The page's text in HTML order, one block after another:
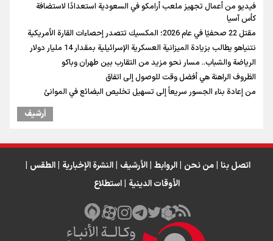
فيديو من أعمال تجهيز ملعب أرامكو في السعودية استعدادًا لاستضافة
كأس آسيا
مقتل 22 صحفيًا في عام 2026؛ المكسيك تتصدر إحصاءات القارة الأمريكية
نتنياهو يطالب بزيادة الميزانية العسكرية الإسرائيلية بمقدار 14 مليار دولار
الرياضة والشباب.. مسار نحو مزيد من التقارب بين طهران وباكو
الظروف الراهنة هي أفضل وقت للوصول إلى اتفاق
من إعادة بناء الجسور سريعاً إلى تسهيل تخليص البضائع في الموانئ
أرشیف
اتصل بنا من نحن الروابط الأرشيف النشرة الإخبارية الطقس
الأوقات الدينية استطلاع